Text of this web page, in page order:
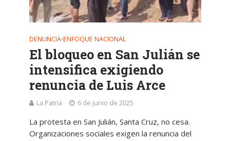
DENUNCIA•ENFOQUE NACIONAL
El bloqueo en San Julián se
intensifica exigiendo
renuncia de Luis Arce
La Patria 6 de junio de 2025
La protesta en San Julián, Santa Cruz, no cesa.
Organizaciones sociales exigen la renuncia del